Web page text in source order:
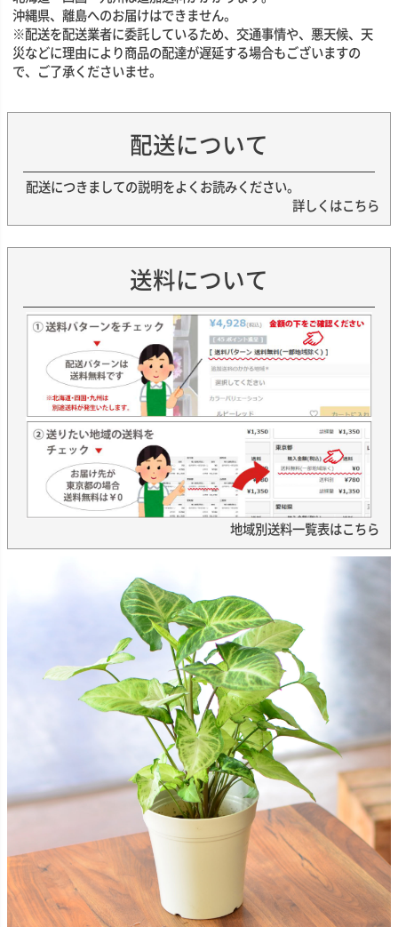
沖縄県、離島へのお届けはできません。
※配送を配送業者に委託しているため、交通事情や、悪天候、天
災などに理由により商品の配達が遅延する場合もございますの
で、ご了承くださいませ。
配送について
配送につきましての説明をよくお読みください。
詳しくはこちら
送料について
地域別送料一覧表はこちら